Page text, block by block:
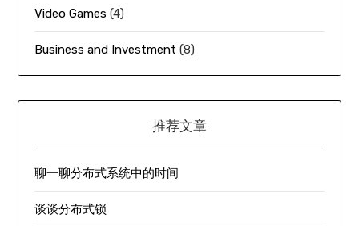
Video Games (4)
Business and Investment (8)
推荐文章
聊一聊分布式系统中的时间
谈谈分布式锁